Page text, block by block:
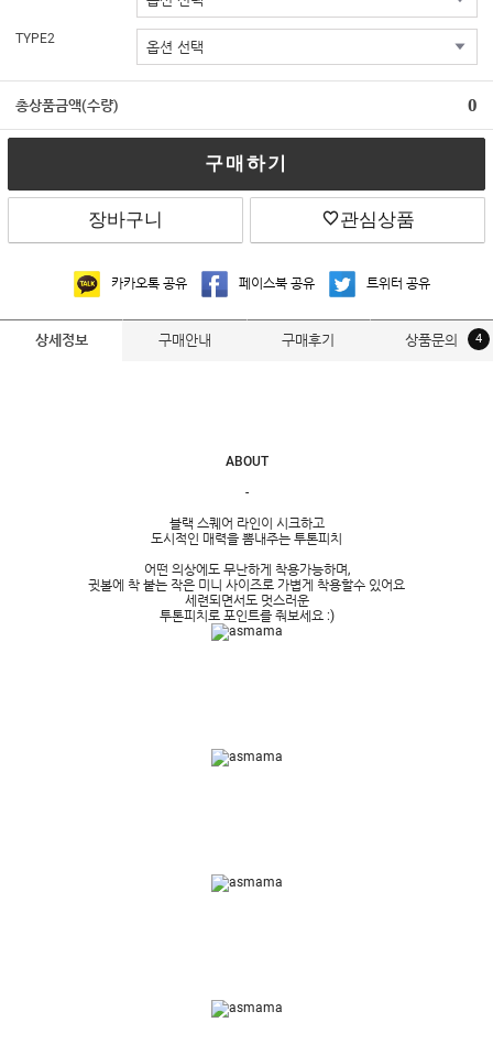
TYPE2
총상품금액(수량) 0
구매하기
장바구니 관심상품
카카오톡 공유 페이스북 공유 트위터 공유
상세정보 구매안내 구매후기 4
상품문의
ABOUT
-
블랙 스퀘어 라인이 시크하고
도시적인 매력을 뽐내주는 투톤피치
어떤 의상에도 무난하게 착용가능하며,
귓볼에 착 붙는 작은 미니 사이즈로 가볍게 착용할수 있어요
세련되면서도 멋스러운
투톤피치로 포인트를 줘보세요 :)